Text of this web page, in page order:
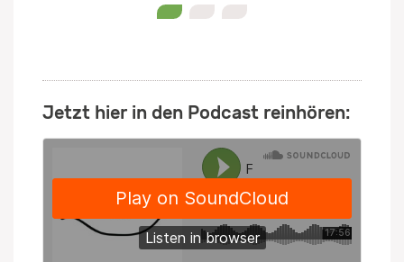
Jetzt hier in den Podcast reinhören: